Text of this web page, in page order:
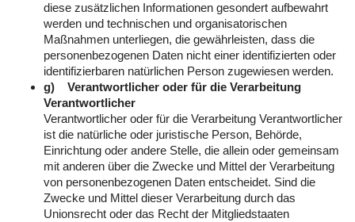
diese zusätzlichen Informationen gesondert aufbewahrt
werden und technischen und organisatorischen
Maßnahmen unterliegen, die gewährleisten, dass die
personenbezogenen Daten nicht einer identifizierten oder
identifizierbaren natürlichen Person zugewiesen werden.
g) Verantwortlicher oder für die Verarbeitung
Verantwortlicher
Verantwortlicher oder für die Verarbeitung Verantwortlicher
ist die natürliche oder juristische Person, Behörde,
Einrichtung oder andere Stelle, die allein oder gemeinsam
mit anderen über die Zwecke und Mittel der Verarbeitung
von personenbezogenen Daten entscheidet. Sind die
Zwecke und Mittel dieser Verarbeitung durch das
Unionsrecht oder das Recht der Mitgliedstaaten